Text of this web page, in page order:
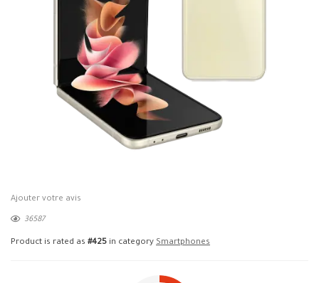
Ajouter votre avis
36587
Product is rated as #425 in category Smartphones